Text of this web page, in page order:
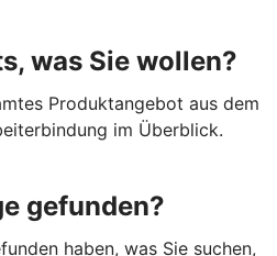
was Sie wollen?
Produktangebot aus dem
im Überblick.
gefunden?
haben, was Sie suchen,